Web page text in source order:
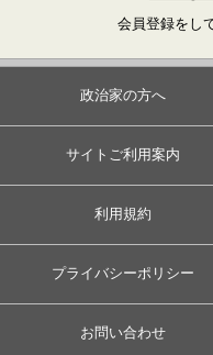
会員登録をし
政治家の方へ
サイトご利用案内
利用規約
プライバシーポリシー
お問い合わせ